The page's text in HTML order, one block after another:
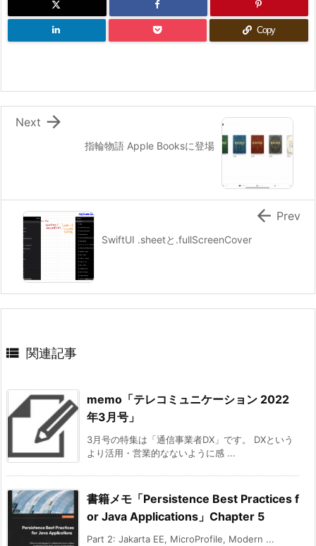
Copy
指輪物語 Apple Booksに登場

Next
SwiftUI .sheetと.fullScreenCover
 Prev
 関連記事
memo「テレコミュニケーション 2022
年3月号」
3月号の特集は「通信事業者DX」です。 DXという
より活用・営業的なないように感 ...
書籍メモ「Persistence Best Practices f
or Java Applications」Chapter 5
Part 2: Jakarta EE, MicroProfile, Modern ...